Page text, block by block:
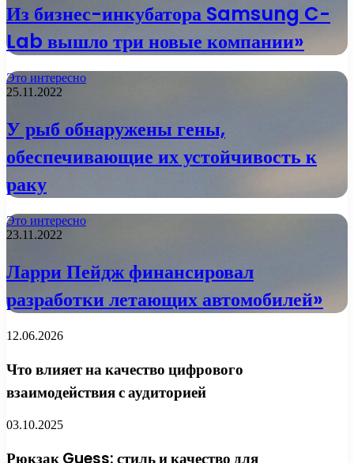
Из бизнес-инкубатора Samsung C-
Lab вышло три новые компании»
Это интересно
25.11.2022
У рыб обнаружены гены,
обеспечивающие их устойчивость к
раку
Это интересно
23.11.2022
Ларри Пейдж финансировал
разработки летающих автомобилей»
12.06.2026
Что влияет на качество цифрового
взаимодействия с аудиторией
03.10.2025
Рюкзак Guess: стиль и качество для